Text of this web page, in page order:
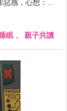
感，心想：
長談起這件
開始買文字比
眠、 親子共讀